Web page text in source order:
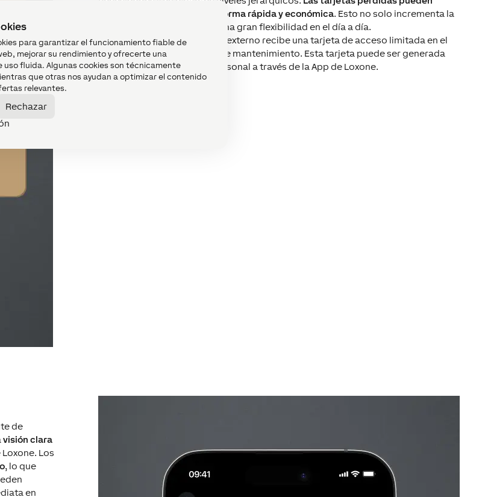
para garantizar el funcionamiento fiable de
mejorar su rendimiento y ofrecerte una
uso fluida. Algunas cookies son técnicamente
que otras nos ayudan a optimizar el contenido
relevantes.
Rechazar
sustituirse de forma rápida y económica. Esto no solo incrementa la
seguridad, sino que aporta una gran flexibilidad en el día a día.
Ejemplo práctico:un técnico externo recibe una tarjeta de acceso limitada en el
tiempo para realizar tareas de mantenimiento. Esta tarjeta puede ser generada
fácil y rápidamente por el personal a través de la App de Loxone.
de
visión clara
Los
, lo que
en